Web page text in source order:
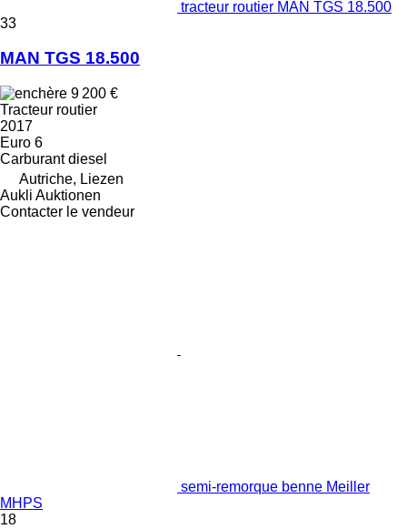
tracteur routier MAN TGS 18.500
33
MAN TGS 18.500
9 200 €
Tracteur routier
2017
Euro 6
Carburant diesel
Autriche, Liezen
Aukli Auktionen
Contacter le vendeur
semi-remorque benne Meiller
MHPS
18